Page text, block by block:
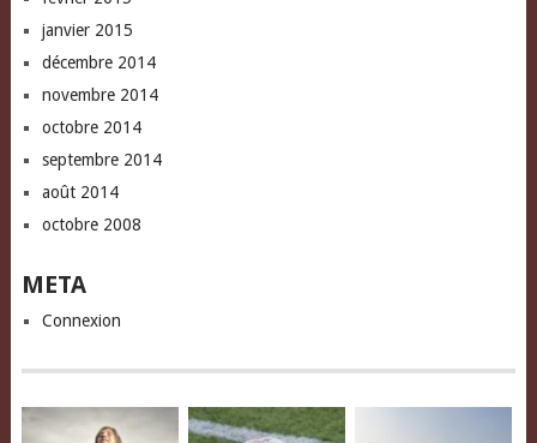
janvier 2015
décembre 2014
novembre 2014
octobre 2014
septembre 2014
août 2014
octobre 2008
META
Connexion